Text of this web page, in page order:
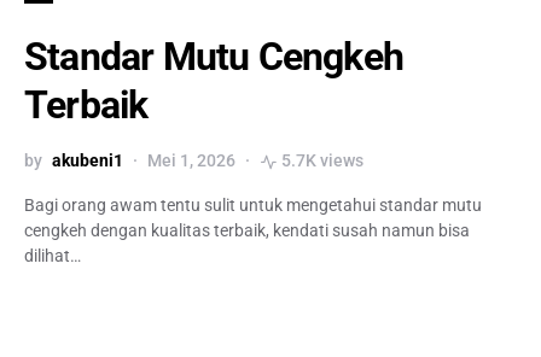
Standar Mutu Cengkeh
Terbaik
by akubeni1 Mei 1, 2026 5.7K views
Bagi orang awam tentu sulit untuk mengetahui standar mutu
cengkeh dengan kualitas terbaik, kendati susah namun bisa
dilihat…